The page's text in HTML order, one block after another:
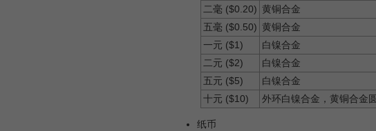
二毫 ($0.20) 黄铜合金
五毫 ($0.50) 黄铜合金
一元 ($1)
白镍合金
二元 ($2)
白镍合金
五元 ($5)
白镍合金
十元 ($10)
外环白镍合金，黄铜合金
纸币